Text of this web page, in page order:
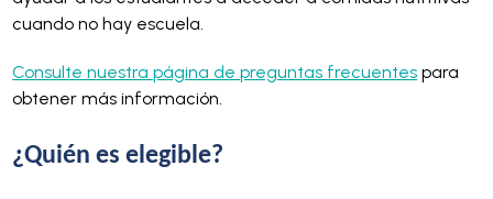
cuando no hay escuela.
Consulte nuestra página de preguntas frecuentes para
obtener más información.
¿Quién es elegible?